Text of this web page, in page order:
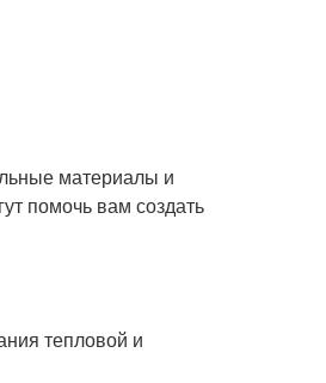
материалы и
помочь вам создать
тепловой и